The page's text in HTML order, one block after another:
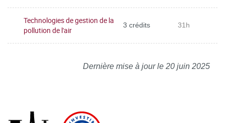
Technologies de gestion de la
pollution de l'air
3 crédits 31h
Dernière mise à jour le 20 juin 2025